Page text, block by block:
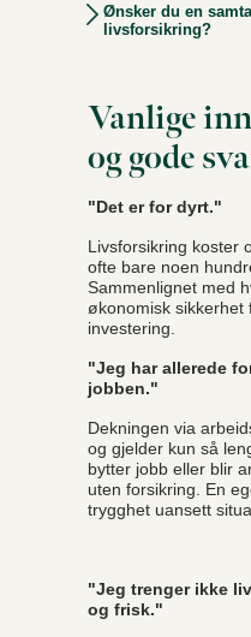
Ønsker du en
livsforsikring?
Vanlige
og gode
"Det er for dyrt."
Livsforsikring koster
ofte bare noen
Sammenlignet med
økonomisk sikkerhet
investering.
"Jeg har allerede
jobben."
Dekningen via
og gjelder kun så
bytter jobb eller blir
uten forsikring. En
trygghet uansett
"Jeg trenger ikke
og frisk."